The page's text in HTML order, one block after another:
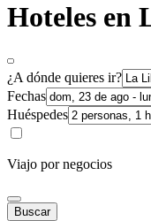
Hoteles en
¿A dónde quieres ir?
Fechas
Huéspedes
Viajo por negocios
Buscar